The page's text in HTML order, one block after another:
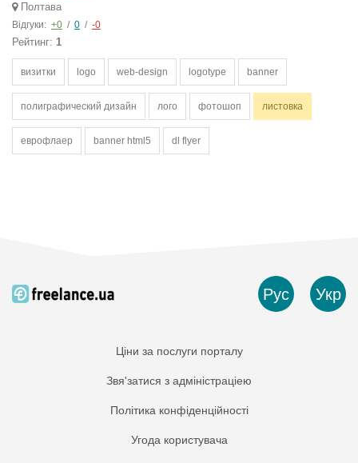
Полтава
Відгуки: +0 / 0 / -0
Рейтинг: 1
визитки logo web-design logotype banner
полиграфический дизайн лого фотошоп листовка
еврофлаер banner html5 dl flyer
Рус Укр
Ціни за послуги порталу
Звя'затися з адміністраціею
Політика конфіденційності
Угода користувача